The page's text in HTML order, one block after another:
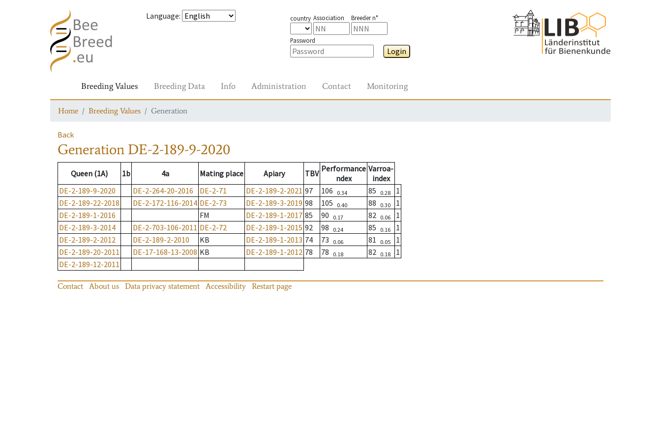
Language: country Association Breeder n°
Password
Login
Breeding Values Breeding Data Info Administration Contact Monitoring
Home Breeding Values Generation
Back
Generation DE-2-189-9-2020
Queen (1A) 1b 4a Mating place Apiary TBV Performance
ndex
Varroa-
index
DE-2-189-9-2020
DE-2-264-20-2016 DE-2-71 DE-2-189-2-2021 97 106 0.34 85 0.28
1
DE-2-189-22-2018
DE-2-172-116-2014 DE-2-73 DE-2-189-3-2019 98 105 0.40 88 0.30
1
DE-2-189-1-2016
FM DE-2-189-1-2017 85 90 0.17 82 0.06
1
DE-2-189-3-2014
DE-2-703-106-2011 DE-2-72 DE-2-189-1-2015 92 98 0.24 85 0.16
1
DE-2-189-2-2012
DE-2-189-2-2010 KB DE-2-189-1-2013 74 73 0.06 81 0.05
1
DE-2-189-20-2011
DE-17-168-13-2008 KB DE-2-189-1-2012 78 78 0.18 82 0.18
1
DE-2-189-12-2011
Contact About us Data privacy statement Accessibility Restart page